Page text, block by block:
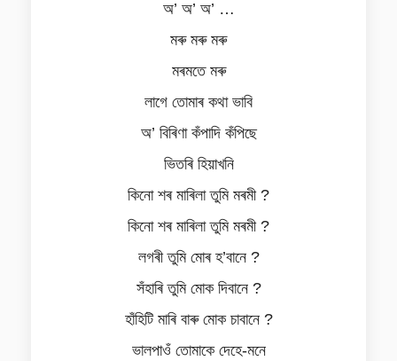
অ’ অ’ অ’ …
মৰু মৰু মৰু
মৰমতে মৰু
লাগে তোমাৰ কথা ভাবি
অ’ বিৰিণা কঁপাদি কঁপিছে
ভিতৰি হিয়াখনি
কিনো শৰ মাৰিলা তুমি মৰমী ?
কিনো শৰ মাৰিলা তুমি মৰমী ?
লগৰী তুমি মোৰ হ’বানে ?
সঁহাৰি তুমি মোক দিবানে ?
হাঁহিটি মাৰি বাৰু মোক চাবানে ?
ভালপাওঁ তোমাকে দেহে-মনে